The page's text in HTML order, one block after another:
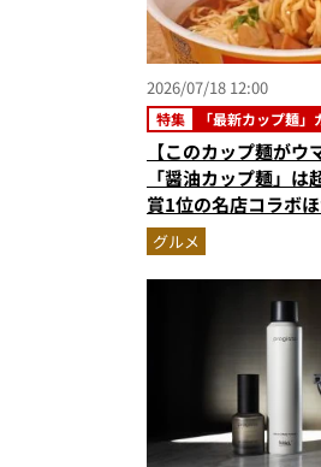
2026/07/18 12:00
特集 「最新カップ麺」
【このカップ麺がウ
「醤油カップ麺」は
賞1位の名店コラボ
推しの3杯を徹底レビ
グルメ